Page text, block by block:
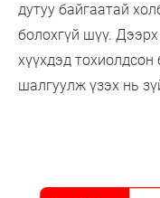
дутуу байгаатай
болохгүй шүү.
хүүхдэд
шалгуулж үзэх нь